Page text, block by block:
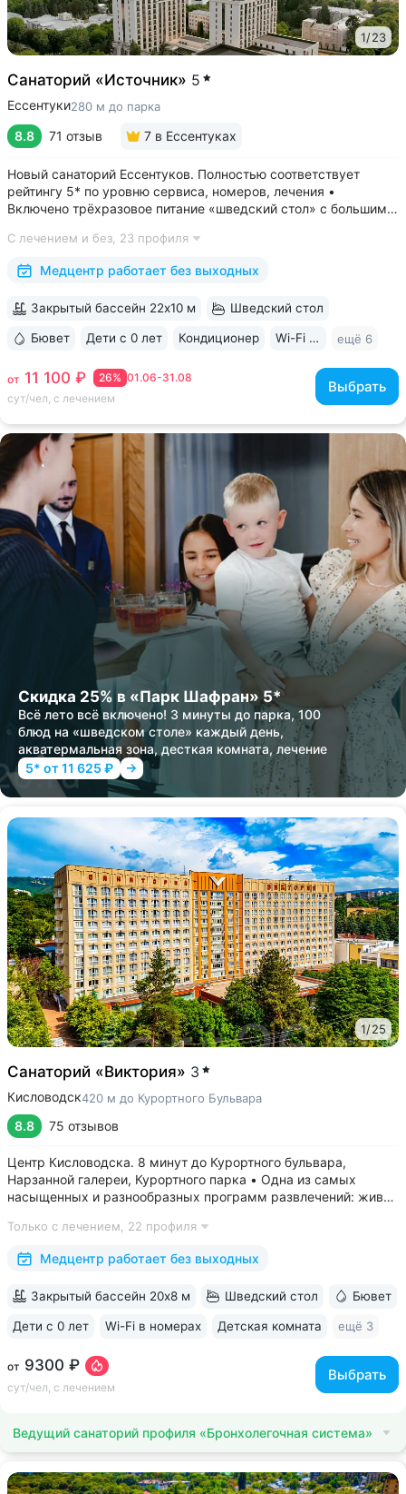
1/23
Санаторий «Источник» 5
Ессентуки280 м до парка
8.8 71 отзыв 7 в Ессентуках
Новый санаторий Ессентуков. Полностью соответствует
рейтингу 5* по уровню сервиса, номеров, лечения •
Включено трёхразовое питание «шведский стол» с большим
в Ессентуках • Центр Курортной зоны: 3 минуты
до Курортного парка и Грязелечебницы им....
С лечением и без, 23 профиля
Медцентр работает без выходных
01.06-31.08
26%
от 11 100 ₽
сут/чел, с лечением
Выбрать
Закрытый бассейн 22х10 м Шведский стол
Бювет Дети с 0 лет Кондиционер Wi-Fi в номерах ещё 6
Скидка 25% в «Парк Шафран» 5*
Всё лето всё включено! 3 минуты до парка, 100
блюд на «шведском столе» каждый день,
акватермальная зона, десткая комната, лечение
5* от 11 625 ₽
1/25
Санаторий «Виктория» 3
Кисловодск420 м до Курортного Бульвара
8.8 75 отзывов
Центр Кисловодска. 8 минут до Курортного бульвара,
Нарзанной галереи, Курортного парка • Одна из самых
насыщенных и разнообразных программ развлечений: живая
стендап, мастер-классы по рисованию «эбру» и танцам
(бачата, восточные танцы)....
Только с лечением, 22 профиля
Медцентр работает без выходных
от 9300 ₽
сут/чел, с лечением
Выбрать
Закрытый бассейн 20х8 м Шведский стол Бювет
Дети с 0 лет Wi-Fi в номерах Детская комната ещё 3
Ведущий санаторий профиля «Бронхолегочная система»